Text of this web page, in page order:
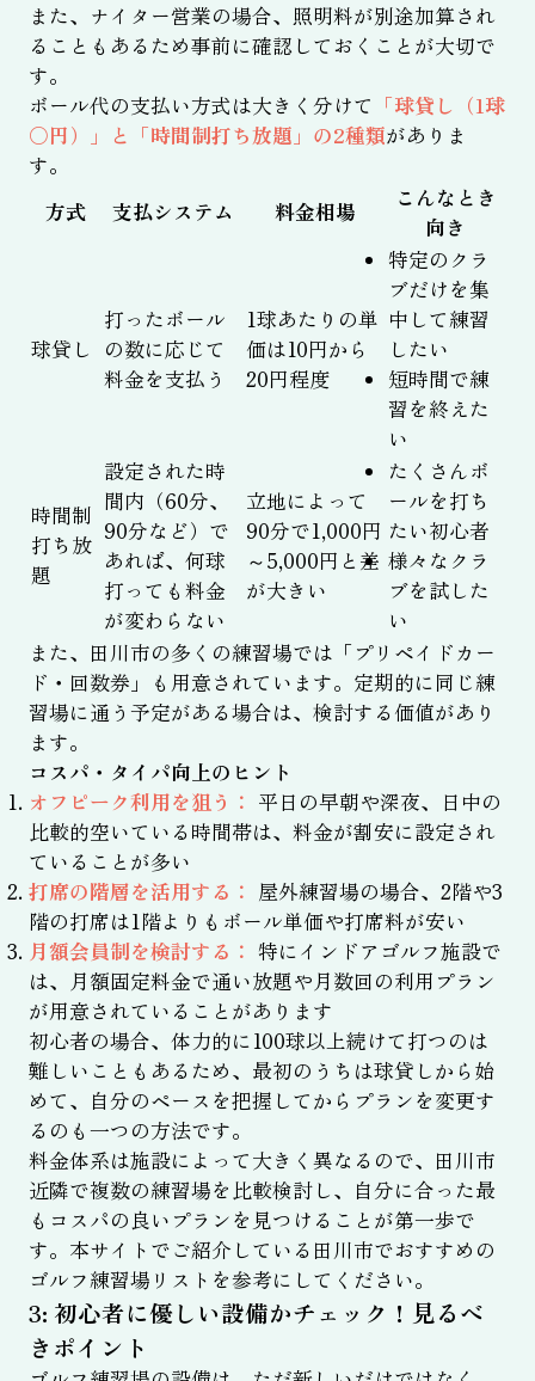
また、ナイター営業の場合、照明料が別途加算され
ることもあるため事前に確認しておくことが大切で
す。
ボール代の支払い方式は大きく分けて 「球貸し（1球
〇円）」と「時間制打ち放題」の2種類がありま
す。
方式
支払システム 料金相場
こんなとき
向き
球貸し
打ったボール
の数に応じて
料金を支払う
1球あたりの単
価は10円から
20円程度
特定のクラ
ブだけを集
中して練習
したい
短時間で練
習を終えた
い
時間制
打ち放
題
設定された時
間内（60分、
90分など）で
あれば、何球
打っても料金
が変わらない
立地によって
90分で1,000円
～5,000円と差
が大きい
たくさんボ
ールを打ち
たい初心者
様々なクラ
ブを試した
い
また、田川市の多くの練習場では「プリペイドカー
ド・回数券」も用意されています。定期的に同じ練
習場に通う予定がある場合は、検討する価値があり
ます。
コスパ・タイパ向上のヒント
オフピーク利用を狙う： 平日の早朝や深夜、日中の
比較的空いている時間帯は、料金が割安に設定され
ていることが多い
打席の階層を活用する： 屋外練習場の場合、2階や3
階の打席は1階よりもボール単価や打席料が安い
月額会員制を検討する： 特にインドアゴルフ施設で
は、月額固定料金で通い放題や月数回の利用プラン
が用意されていることがあります
初心者の場合、体力的に100球以上続けて打つのは
難しいこともあるため、最初のうちは球貸しから始
めて、自分のペースを把握してからプランを変更す
るのも一つの方法です。
料金体系は施設によって大きく異なるので、田川市
近隣で複数の練習場を比較検討し、自分に合った最
もコスパの良いプランを見つけることが第一歩で
す。本サイトでご紹介している田川市でおすすめの
ゴルフ練習場リストを参考にしてください。
3: 初心者に優しい設備かチェック！見るべ
きポイント